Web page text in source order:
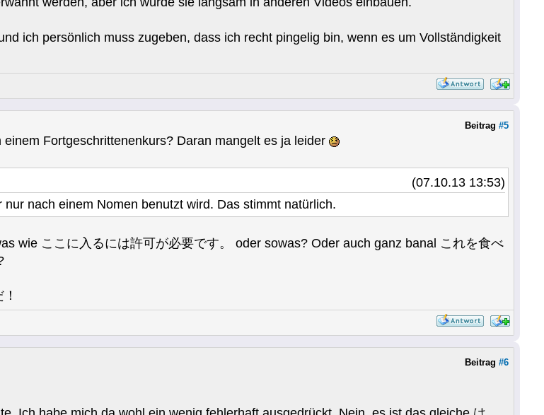
ich persönlich muss zugeben, dass ich recht pingelig bin, wenn es um Vollständigkeit
Beitrag #5
Fortgeschrittenenkurs? Daran mangelt es ja leider
(07.10.13 13:53)
nach einem Nomen benutzt wird. Das stimmt natürlich.
wie ここに入るには許可が必要です。 oder sowas? Oder auch ganz banal これを食べ
Beitrag #6